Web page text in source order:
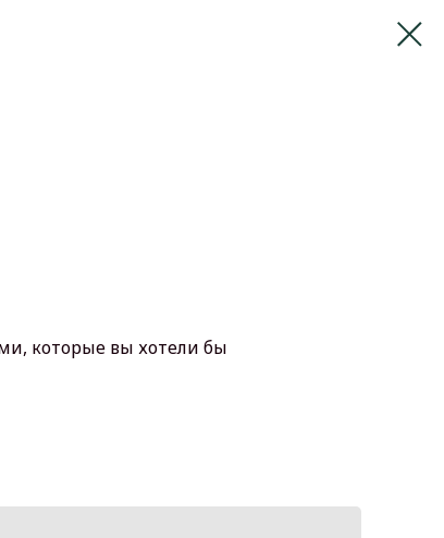
которые вы хотели бы